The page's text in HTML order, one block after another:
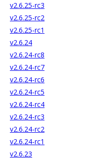
v2.6.25-rc3
v2.6.25-rc2
v2.6.25-rc1
v2.6.24
v2.6.24-rc8
v2.6.24-rc7
v2.6.24-rc6
v2.6.24-rc5
v2.6.24-rc4
v2.6.24-rc3
v2.6.24-rc2
v2.6.24-rc1
v2.6.23